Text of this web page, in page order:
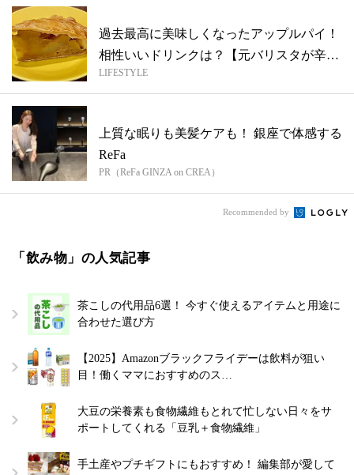
過去最高に美味しくなったアップルパイ！
相性いいドリンクは？【元バリスタが辛口
で本...
LIFESTYLE
上質な眠りも美髪ケアも！ 銀座で体感する
ReFa
PR（ReFa GINZA on CREA）
Recommended by
「飲み物」の人気記事
茶こしの代用品6選！ 今すぐ使えるアイテムと用途に
合わせた選び方
【2025】Amazonブラックフライデーは飲料が狙い
目！働くママにおすすめのス…
大豆の栄養素も食物繊維もとれて忙しない日々をサ
ポートしてくれる「豆乳＋食物繊維」
手土産やプチギフトにもおすすめ！ 編集部が愛して